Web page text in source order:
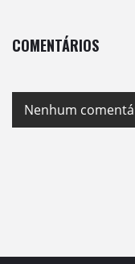
COMENTÁRIOS
Nenhum